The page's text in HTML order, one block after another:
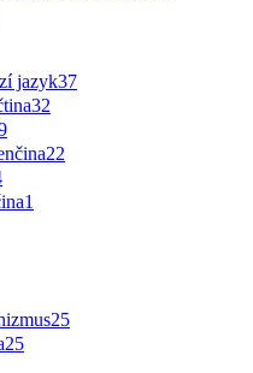
jazyk37
32
22
1
25
25